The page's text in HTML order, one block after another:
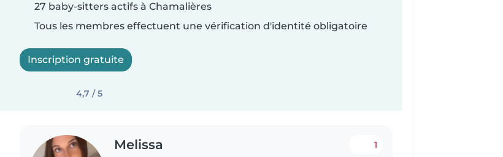
27 baby-sitters actifs à Chamalières
Tous les membres effectuent une vérification d'identité obligatoire
Inscription gratuite
4,7 / 5
Melissa 1